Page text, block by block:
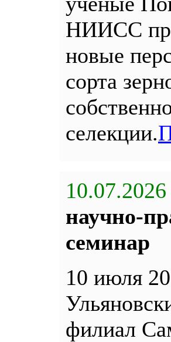
НИИСС
новые
сорта
селекции.
10.07.2026
научно-
семинар
10 июля
филиал